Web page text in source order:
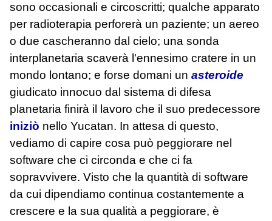
sono occasionali e circoscritti; qualche apparato
per radioterapia perforerà un paziente; un aereo
o due cascheranno dal cielo; una sonda
interplanetaria scaverà l'ennesimo cratere in un
mondo lontano; e forse domani un asteroide
giudicato innocuo dal sistema di difesa
planetaria finirà il lavoro che il suo predecessore
iniziò nello Yucatan. In attesa di questo,
vediamo di capire cosa può peggiorare nel
software che ci circonda e che ci fa
sopravvivere. Visto che la quantità di software
da cui dipendiamo continua costantemente a
crescere e la sua qualità a peggiorare, è